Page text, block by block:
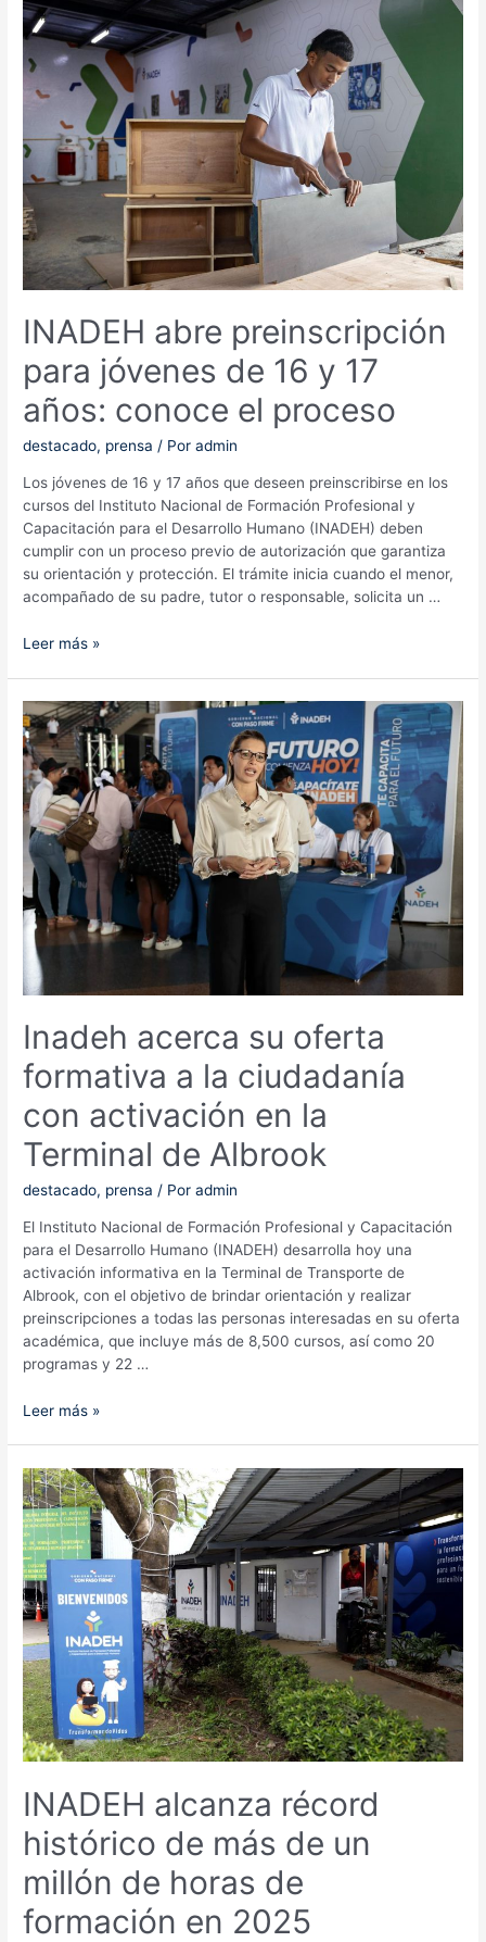
transformación
estructural
la
capacitación
laboral
en
Panamá
INADEH abre preinscripción
para jóvenes de 16 y 17
años: conoce el proceso
destacado, prensa / Poradmin
Los jóvenes de 16 y 17 años que deseen preinscribirse en los
cursos del Instituto Nacional de Formación Profesional y
Capacitación para el Desarrollo Humano (INADEH) deben
cumplir con un proceso previo de autorización que garantiza
su orientación y protección. El trámite inicia cuando el menor,
acompañado de su padre, tutor o responsable, solicita un …
INADEH
para
jóvenes
de
16
y
17
años:
conoce
el
proceso
Leer más »
Inadeh acerca su oferta
formativa a la ciudadanía
con activación en la
Terminal de Albrook
destacado, prensa / Poradmin
El Instituto Nacional de Formación Profesional y Capacitación
para el Desarrollo Humano (INADEH) desarrolla hoy una
activación informativa en la Terminal de Transporte de
Albrook, con el objetivo de brindar orientación y realizar
preinscripciones a todas las personas interesadas en su oferta
académica, que incluye más de 8,500 cursos, así como 20
programas y 22 …
Inadeh
oferta
formativa
a
la
ciudadanía
con
activación
en
la
Terminal
de
Albrook
Leer más »
INADEH alcanza récord
histórico de más de un
millón de horas de
formación en 2025